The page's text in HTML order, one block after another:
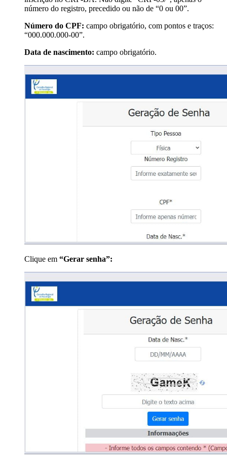
número do registro, precedido ou não de “0 ou 00”.
Número do CPF: campo obrigatório, com pontos e traços:
“000.000.000-00”.
Data de nascimento: campo obrigatório.
Clique em “Gerar senha”: